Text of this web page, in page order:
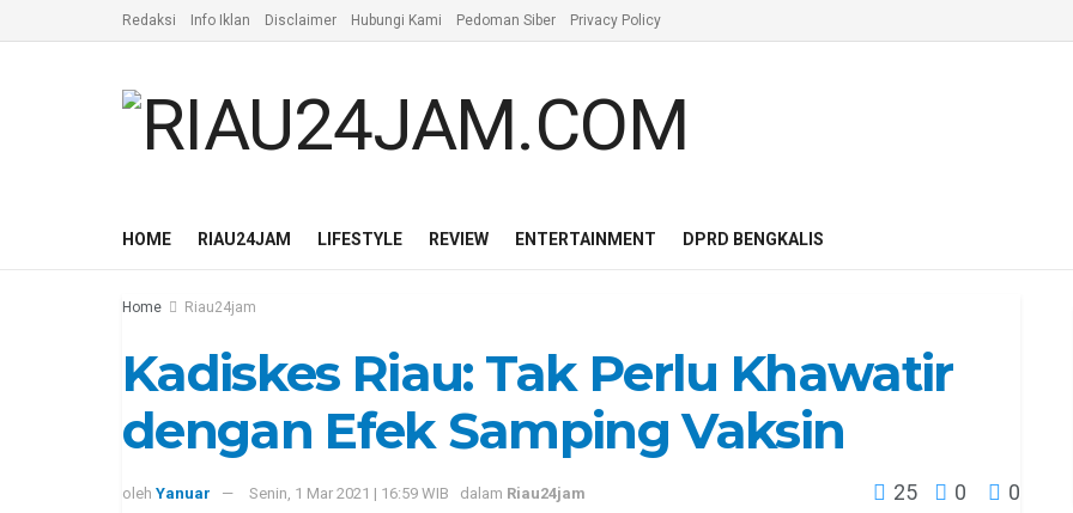
Redaksi Info Iklan Disclaimer Hubungi Kami Pedoman Siber Privacy Policy
HOME RIAU24JAM LIFESTYLE REVIEW ENTERTAINMENT DPRD BENGKALIS
Home Riau24jam
Kadiskes Riau: Tak Perlu Khawatir
dengan Efek Samping Vaksin
oleh Yanuar Senin, 1 Mar 2021 | 16:59 WIB dalam Riau24jam 25 0 0